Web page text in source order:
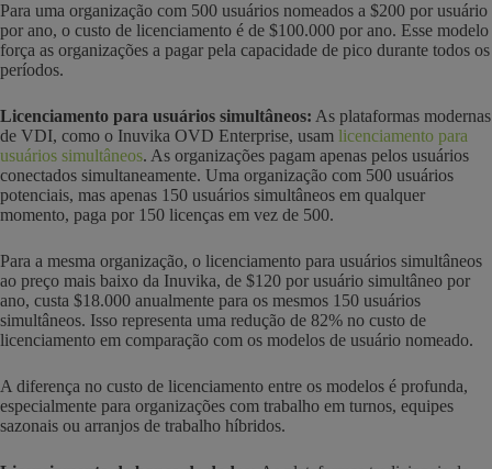
Para uma organização com 500 usuários nomeados a $200 por usuário
por ano, o custo de licenciamento é de $100.000 por ano. Esse modelo
força as organizações a pagar pela capacidade de pico durante todos os
períodos.
Licenciamento para usuários simultâneos: As plataformas modernas
de VDI, como o Inuvika OVD Enterprise, usam licenciamento para
usuários simultâneos. As organizações pagam apenas pelos usuários
conectados simultaneamente. Uma organização com 500 usuários
potenciais, mas apenas 150 usuários simultâneos em qualquer
momento, paga por 150 licenças em vez de 500.
Para a mesma organização, o licenciamento para usuários simultâneos
ao preço mais baixo da Inuvika, de $120 por usuário simultâneo por
ano, custa $18.000 anualmente para os mesmos 150 usuários
simultâneos. Isso representa uma redução de 82% no custo de
licenciamento em comparação com os modelos de usuário nomeado.
A diferença no custo de licenciamento entre os modelos é profunda,
especialmente para organizações com trabalho em turnos, equipes
sazonais ou arranjos de trabalho híbridos.